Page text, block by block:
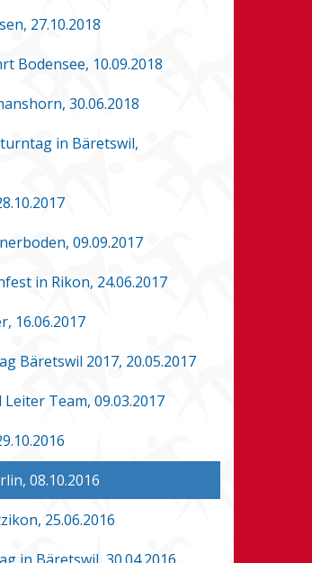
27.10.2018
Bodensee, 10.09.2018
30.06.2018
in Bäretswil,
09.09.2017
in Rikon, 24.06.2017
16.06.2017
Bäretswil 2017, 20.05.2017
Team, 09.03.2017
08.10.2016
25.06.2016